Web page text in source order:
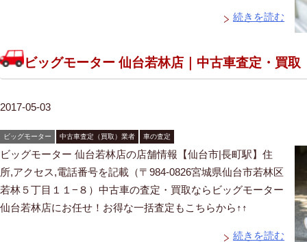
続きを読む
ビッグモーター 仙台若林店｜中古車査定・買取
2017-05-03
ビッグモーター 中古車査定（買取）業者 車の査定
ビッグモーター 仙台若林店の店舗情報【仙台市|長町駅】住
所,アクセス,電話番号を記載（〒984-0826宮城県仙台市若林区
若林５丁目１１−８）中古車の査定・買取ならビッグモーター
仙台若林店にお任せ！お得な一括査定もこちらから↑↑
続きを読む